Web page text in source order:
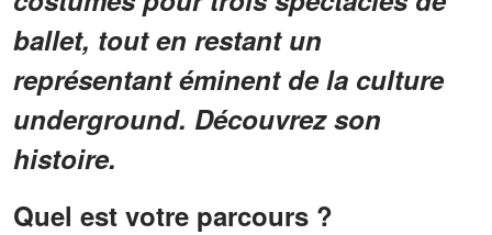
ballet, tout en restant un
représentant éminent de la culture
underground. Découvrez son
histoire.
Quel est votre parcours ?